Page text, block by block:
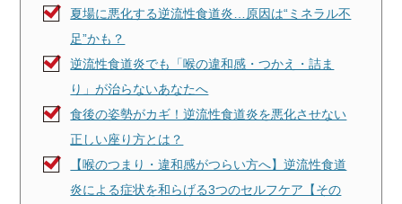
夏場に悪化する逆流性食道炎…原因は“ミネラル不
足”かも？
逆流性食道炎でも「喉の違和感・つかえ・詰ま
り」が治らないあなたへ
食後の姿勢がカギ！逆流性食道炎を悪化させない
正しい座り方とは？
【喉のつまり・違和感がつらい方へ】逆流性食道
炎による症状を和らげる3つのセルフケア【その